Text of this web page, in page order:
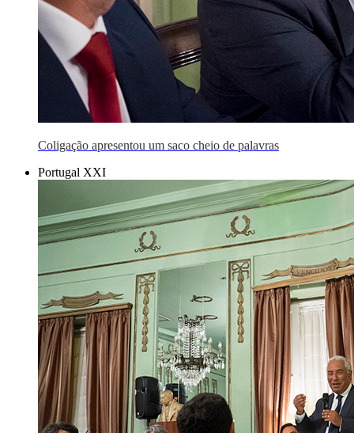
Coligação apresentou um saco cheio de palavras
Portugal XXI